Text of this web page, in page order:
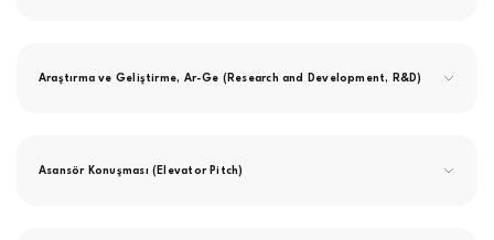
Araştırma ve Geliştirme, Ar-Ge (Research and Development, R&D)
Asansör Konuşması (Elevator Pitch)